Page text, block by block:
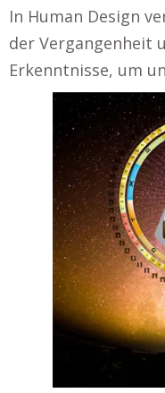
In Human Design
der Vergangenheit
Erkenntnisse, um